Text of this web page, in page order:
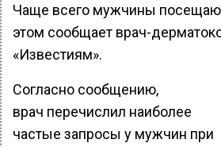
Чаще всего мужчины
этом сообщает врач-
«Известиям».
Согласно сообщению,
врач перечислил наиболее
частые запросы у мужчин при